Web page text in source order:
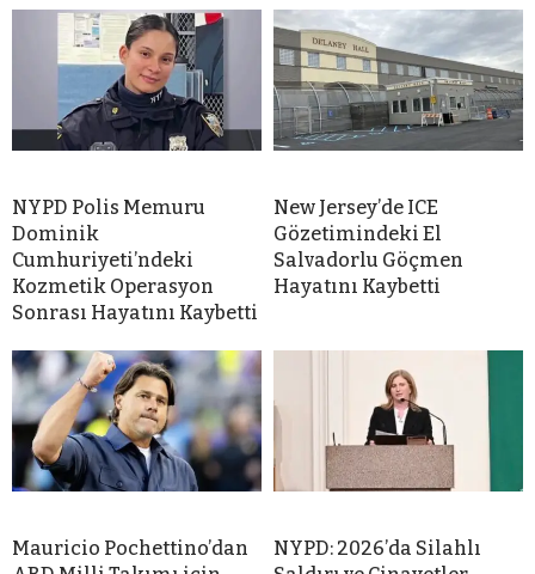
NYPD Polis Memuru
Dominik
Cumhuriyeti’ndeki
Kozmetik Operasyon
Sonrası Hayatını Kaybetti
New Jersey’de ICE
Gözetimindeki El
Salvadorlu Göçmen
Hayatını Kaybetti
Mauricio Pochettino’dan
NYPD: 2026’da Silahlı